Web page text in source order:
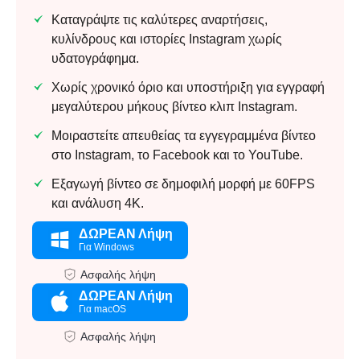
Καταγράψτε τις καλύτερες αναρτήσεις,
κυλίνδρους και ιστορίες Instagram χωρίς
υδατογράφημα.
Χωρίς χρονικό όριο και υποστήριξη για εγγραφή
μεγαλύτερου μήκους βίντεο κλιπ Instagram.
Μοιραστείτε απευθείας τα εγγεγραμμένα βίντεο
στο Instagram, το Facebook και το YouTube.
Εξαγωγή βίντεο σε δημοφιλή μορφή με 60FPS
και ανάλυση 4K.
ΔΩΡΕΑΝ Λήψη
Για Windows
Ασφαλής λήψη
ΔΩΡΕΑΝ Λήψη
Για macOS
Ασφαλής λήψη